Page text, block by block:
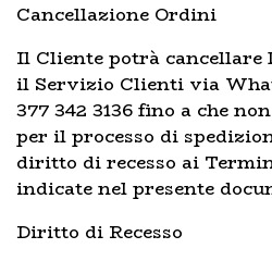
Cancellazione Ordini
Il Cliente potrà cancellare
il Servizio Clienti via
377 342 3136 fino a che
per il processo di
diritto di recesso ai
indicate nel presente
Diritto di Recesso